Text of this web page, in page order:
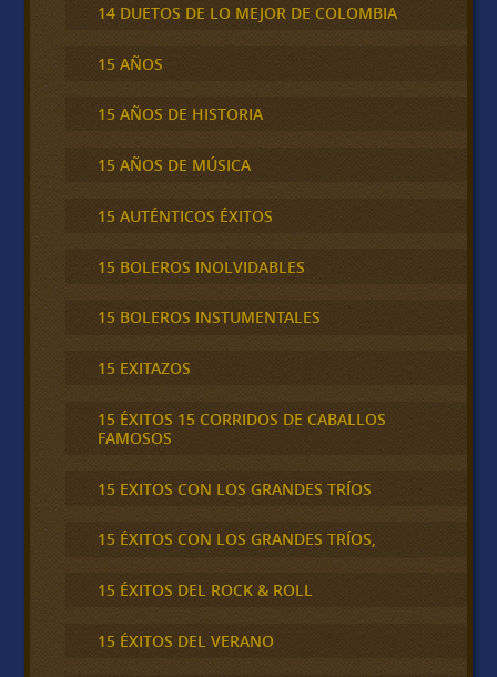
14 DUETOS DE LO MEJOR DE COLOMBIA
15 AÑOS
15 AÑOS DE HISTORIA
15 AÑOS DE MÚSICA
15 AUTÉNTICOS ÉXITOS
15 BOLEROS INOLVIDABLES
15 BOLEROS INSTUMENTALES
15 EXITAZOS
15 ÉXITOS 15 CORRIDOS DE CABALLOS
FAMOSOS
15 EXITOS CON LOS GRANDES TRÍOS
15 ÉXITOS CON LOS GRANDES TRÍOS,
15 ÉXITOS DEL ROCK & ROLL
15 ÉXITOS DEL VERANO